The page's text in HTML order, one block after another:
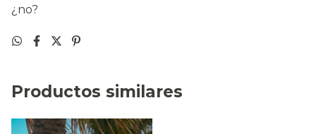
¿no?
Productos similares